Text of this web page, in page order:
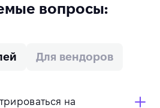
вопросы:
Для вендоров
на